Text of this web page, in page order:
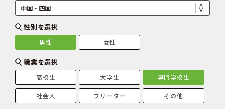
性別を選択
男性 女性
職業を選択
高校生 大学生 専門学校生
社会人 フリーター その他